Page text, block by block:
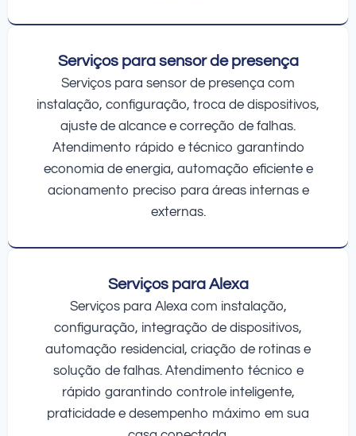
Serviços para sensor de presença
Serviços para sensor de presença com
instalação, configuração, troca de dispositivos,
ajuste de alcance e correção de falhas.
Atendimento rápido e técnico garantindo
economia de energia, automação eficiente e
acionamento preciso para áreas internas e
externas.
Serviços para Alexa
Serviços para Alexa com instalação,
configuração, integração de dispositivos,
automação residencial, criação de rotinas e
solução de falhas. Atendimento técnico e
rápido garantindo controle inteligente,
praticidade e desempenho máximo em sua